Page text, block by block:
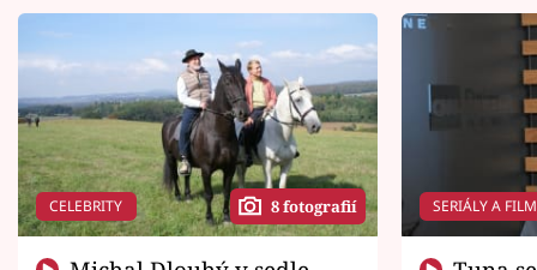
CELEBRITY 8 fotografií SERIÁLY A